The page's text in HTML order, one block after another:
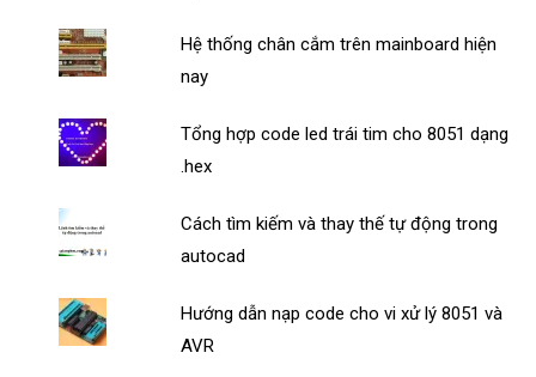
Hệ thống chân cắm trên mainboard hiện
nay
Tổng hợp code led trái tim cho 8051 dạng
.hex
Cách tìm kiếm và thay thế tự động trong
autocad
Hướng dẫn nạp code cho vi xử lý 8051 và
AVR